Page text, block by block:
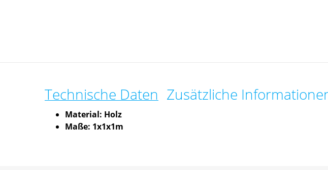
Technische Daten Zusätzliche
Material: Holz
Maße: 1x1x1m